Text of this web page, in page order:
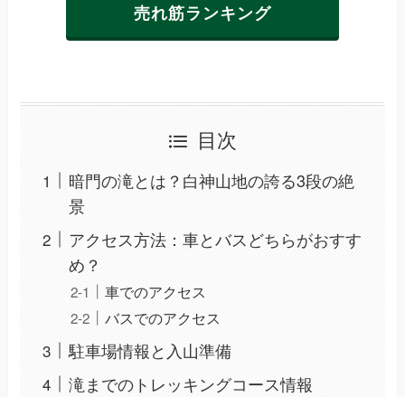
売れ筋ランキング
目次
暗門の滝とは？白神山地の誇る3段の絶
景
アクセス方法：車とバスどちらがおすす
め？
車でのアクセス
バスでのアクセス
駐車場情報と入山準備
滝までのトレッキングコース情報